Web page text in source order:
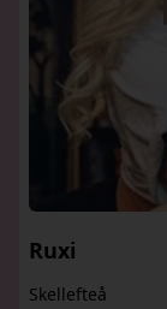
Ruxi
Skellefteå